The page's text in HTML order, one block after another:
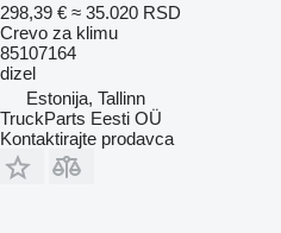
298,39 € ≈ 35.020 RSD
Crevo za klimu
85107164
dizel
Estonija, Tallinn
TruckParts Eesti OÜ
Kontaktirajte prodavca